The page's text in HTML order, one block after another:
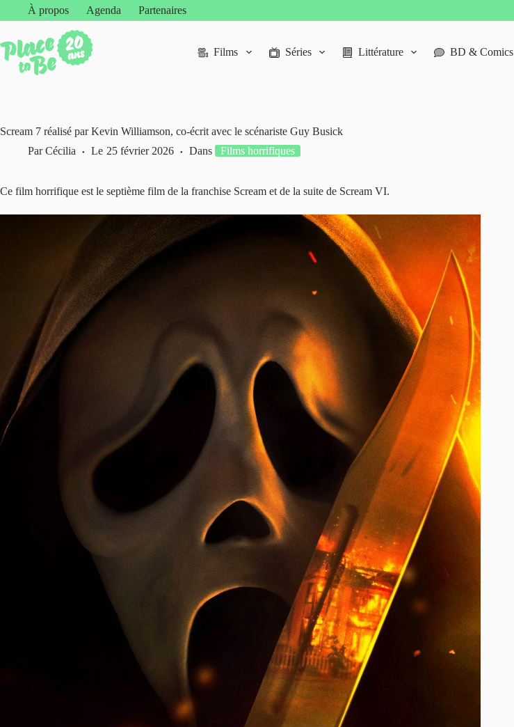
À propos Agenda Partenaires
Films Séries Littérature BD & Comics
Scream 7 réalisé par Kevin Williamson, co-écrit avec le scénariste Guy Busick
Par Cécilia Le 25 février 2026 Dans Films horrifiques
Ce film horrifique est le septième film de la franchise Scream et de la suite de Scream VI.